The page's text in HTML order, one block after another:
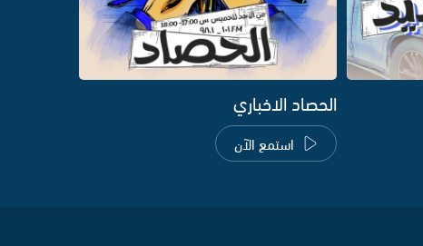
الحصاد الاخباري
استمع الآن